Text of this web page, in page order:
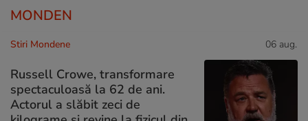
MONDEN
Stiri Mondene 06 aug.
Russell Crowe, transformare
spectaculoasă la 62 de ani.
Actorul a slăbit zeci de